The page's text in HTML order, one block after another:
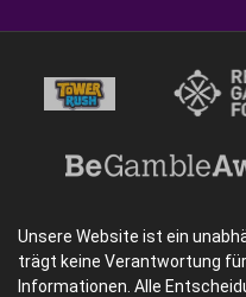
Unsere Website ist ein
trägt keine Verantwortung
Informationen. Alle